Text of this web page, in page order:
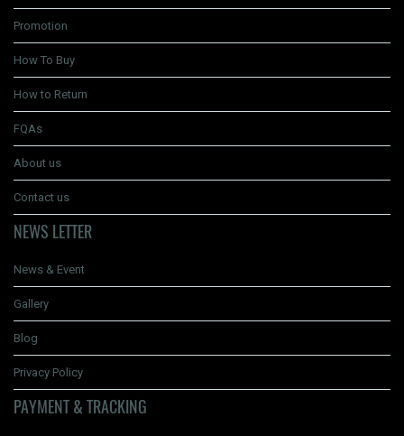
Promotion
How To Buy
How to Return
FQAs
About us
Contact us
NEWS LETTER
News & Event
Gallery
Blog
Privacy Policy
PAYMENT & TRACKING